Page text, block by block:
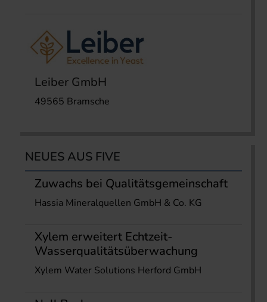
Leiber GmbH
49565 Bramsche
NEUES AUS FIVE
Zuwachs bei Qualitätsgemeinschaft
Hassia Mineralquellen GmbH & Co. KG
Xylem erweitert Echtzeit-
Wasserqualitätsüberwachung
Xylem Water Solutions Herford GmbH